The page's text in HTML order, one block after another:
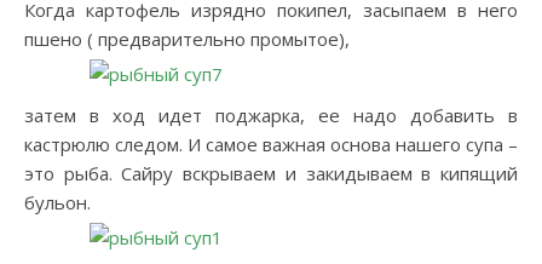
Когда картофель изрядно покипел, засыпаем в него
пшено ( предварительно промытое),
затем в ход идет поджарка, ее надо добавить в
кастрюлю следом. И самое важная основа нашего супа –
это рыба. Сайру вскрываем и закидываем в кипящий
бульон.